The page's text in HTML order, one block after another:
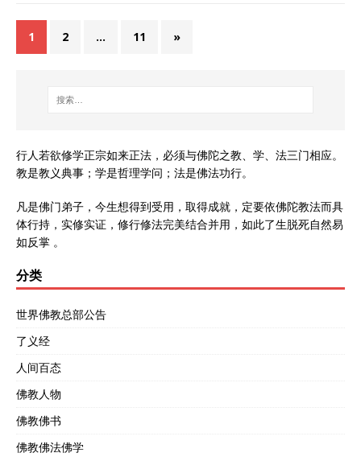
1 2 … 11 »
行人若欲修学正宗如来正法，必须与佛陀之教、学、法三门相应。
教是教义典事；学是哲理学问；法是佛法功行。
凡是佛门弟子，今生想得到受用，取得成就，定要依佛陀教法而具
体行持，实修实证，修行修法完美结合并用，如此了生脱死自然易
如反掌 。
分类
世界佛教总部公告
了义经
人间百态
佛教人物
佛教佛书
佛教佛法佛学